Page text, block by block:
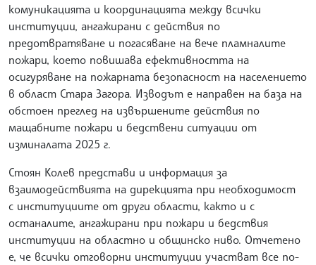
комуникацията и координацията между всички
институции, ангажирани с действия по
предотвратяване и погасяване на вече пламналите
пожари, което повишава ефективността на
осигуряване на пожарната безопасност на населението
в област Стара Загора. Изводът е направен на база на
обстоен преглед на извършените действия по
мащабните пожари и бедствени ситуации от
изминалата 2025 г.
Стоян Колев представи и информация за
взаимодействията на дирекцията при необходимост
с институциите от други области, както и с
останалите, ангажирани при пожари и бедствия
институции на областно и общинско ниво. Отчетено
е, че всички отговорни институции участват все по-